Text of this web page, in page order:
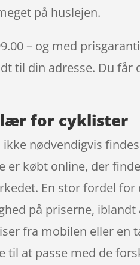
på huslejen.
– og med
til din adresse. Du får
for cyklister
nødvendigvis
er købt online, der
En stor fordel
på priserne, iblandt
fra mobilen eller en
til at passe med de